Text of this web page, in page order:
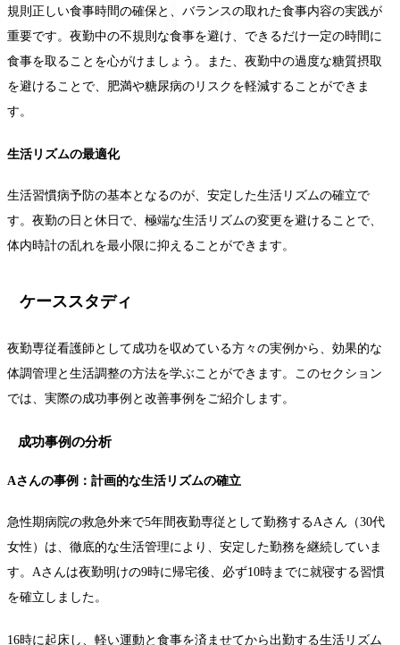
規則正しい食事時間の確保と、バランスの取れた食事内容の実践が
重要です。夜勤中の不規則な食事を避け、できるだけ一定の時間に
食事を取ることを心がけましょう。また、夜勤中の過度な糖質摂取
を避けることで、肥満や糖尿病のリスクを軽減することができま
す。
生活リズムの最適化
生活習慣病予防の基本となるのが、安定した生活リズムの確立で
す。夜勤の日と休日で、極端な生活リズムの変更を避けることで、
体内時計の乱れを最小限に抑えることができます。
ケーススタディ
夜勤専従看護師として成功を収めている方々の実例から、効果的な
体調管理と生活調整の方法を学ぶことができます。このセクション
では、実際の成功事例と改善事例をご紹介します。
成功事例の分析
Aさんの事例：計画的な生活リズムの確立
急性期病院の救急外来で5年間夜勤専従として勤務するAさん（30代
女性）は、徹底的な生活管理により、安定した勤務を継続していま
す。Aさんは夜勤明けの9時に帰宅後、必ず10時までに就寝する習慣
を確立しました。
16時に起床し、軽い運動と食事を済ませてから出勤する生活リズム